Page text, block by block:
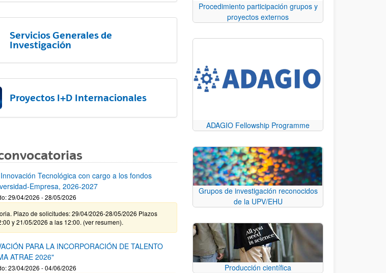
Servicios Generales de
Investigación
Proyectos I+D Internacionales
Tecnológica con cargo a los fondos
Empresa, 2026-2027
29/04/2026 - 28/05/2026
Plazo de solicitudes: 29/04/2026-28/05/2026 Plazos
y 21/05/2026 a las 12:00. (ver resumen).
PARA LA INCORPORACIÓN DE TALENTO
ATRAE 2026"
23/04/2026 - 04/06/2026
Procedimiento participación grupos y
proyectos externos
ADAGIO Fellowship Programme
Grupos de investigación reconocidos
de la UPV/EHU
Producción científica